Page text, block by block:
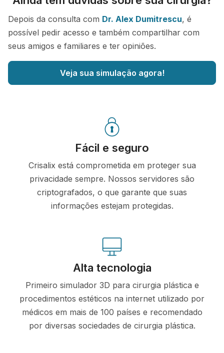
Depois da consulta com Dr. Alex Dumitrescu, é
possível pedir acesso e também compartilhar com
seus amigos e familiares e ter opiniões.
Veja sua simulação agora!
Fácil e seguro
Crisalix está comprometida em proteger sua
privacidade sempre. Nossos servidores são
criptografados, o que garante que suas
informações estejam protegidas.
Alta tecnologia
Primeiro simulador 3D para cirurgia plástica e
procedimentos estéticos na internet utilizado por
médicos em mais de 100 países e recomendado
por diversas sociedades de cirurgia plástica.